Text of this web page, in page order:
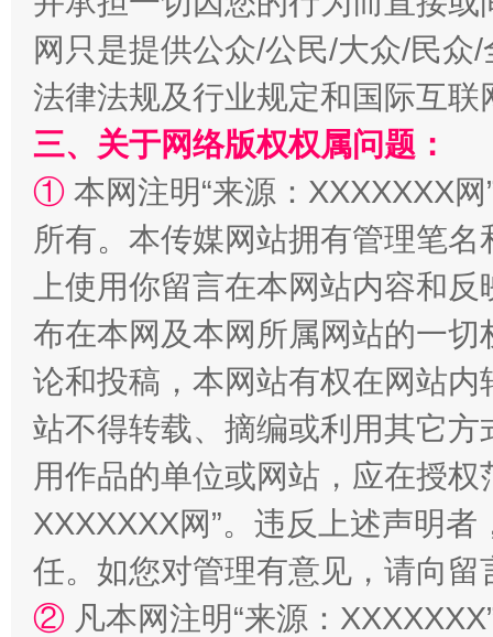
规模最大的光氢储一体化项目
网只是提供公众/公民/大众/民
法律法规及行业规定和国际互
三、关于网络版权权属问题：
① 本网注明“来源：XXXXXXX
所有。本传媒网站拥有管理笔
上使用你留言在本网站内容和
布在本网及本网所属网站的一
论和投稿，本网站有权在网站
站不得转载、摘编或利用其它
用作品的单位或网站，应在授
XXXXXXX网”。违反上述声明
任。如您对管理有意见，请向
② 凡本网注明“来源：